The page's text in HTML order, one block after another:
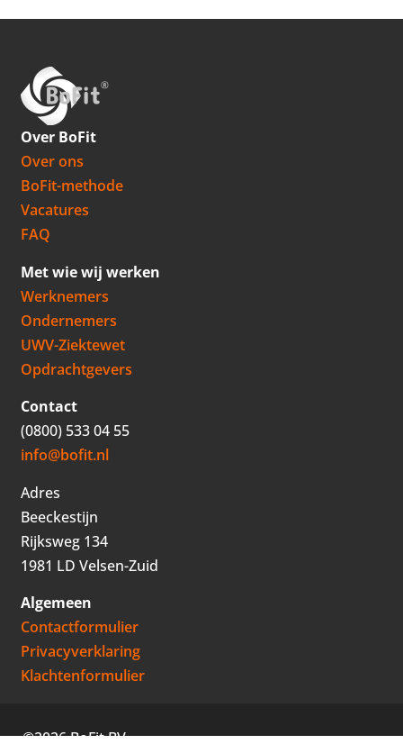
Over BoFit
Over ons
BoFit-methode
Vacatures
FAQ
Met wie wij werken
Werknemers
Ondernemers
UWV-Ziektewet
Opdrachtgevers
Contact
(0800) 533 04 55
info@bofit.nl
Adres
Beeckestijn
Rijksweg 134
1981 LD Velsen-Zuid
Algemeen
Contactformulier
Privacyverklaring
Klachtenformulier
©2026 BoFit BV